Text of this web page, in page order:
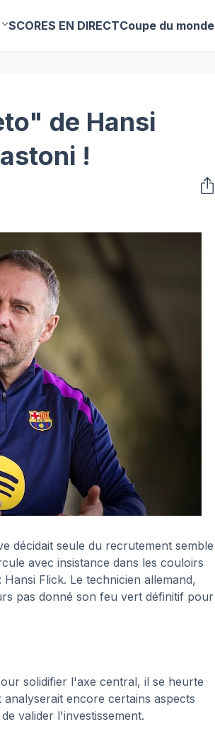
SCORES EN DIRECTCoupe du monde
de Hansi
!
décidait seule du recrutement semble
avec insistance dans les couloirs
Flick. Le technicien allemand,
pas donné son feu vert définitif pour
solidifier l'axe central, il se heurte
encore certains aspects
valider l'investissement.